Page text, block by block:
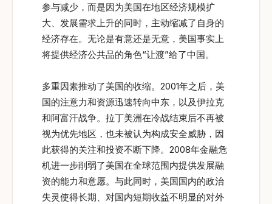
参与减少，而是因为美国在地区经济规模扩
大、发展需求上升的同时，主动缩减了自身的
经济存在。无论是有意还是无意，美国事实上
将提供经济公共品的角色“让渡”给了中国。
多重因素推动了美国的收缩。2001年之后，美
国的注意力和资源迅速转向中东，以及伊拉克
和阿富汗战争。拉丁美洲在冷战结束后不再被
视为优先地区，也未被认为构成安全威胁，因
此获得的关注和投资不断下降。2008年金融危
机进一步削弱了美国在全球范围内提供发展融
资的能力和意愿。与此同时，美国国内的政治
失灵使得长期、对国内短期收益不明显的对外